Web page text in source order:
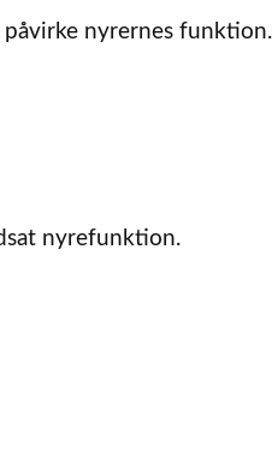
nyrernes funktion.
nyrefunktion.